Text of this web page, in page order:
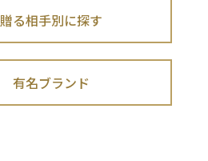
贈る相手別に探す
有名ブランド